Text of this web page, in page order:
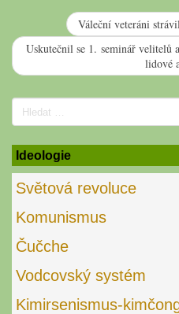
Váleční veteráni
Uskutečnil se 1. seminář velitelů
lidové
Search
for:
Ideologie
Světová revoluce
Komunismus
Čučche
Vodcovský systém
Kimirsenismus-